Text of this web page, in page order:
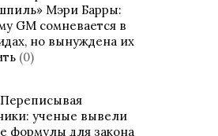
Мэри Барры:
GM сомневается в
но вынуждена их
(0)
Переписывая
ученые вывели
формулы для закона